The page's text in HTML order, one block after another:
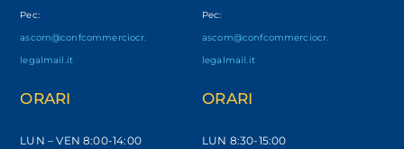
Pec:
ascom@confcommerciocr.
legalmail.it
ORARI
LUN – VEN8:00-14:00
Pec:
ascom@confcommerciocr.
legalmail.it
ORARI
LUN 8:30-15:00